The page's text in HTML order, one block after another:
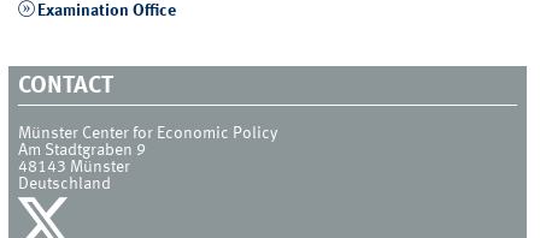
Examination Office
CONTACT
Münster Center for Economic Policy
Am Stadtgraben 9
48143 Münster
Deutschland